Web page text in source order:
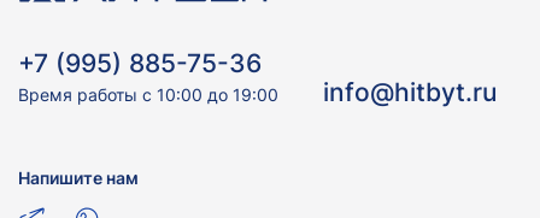
+7 (995) 885-75-36
Время работы с 10:00 до 19:00 info@hitbyt.ru
Напишите нам